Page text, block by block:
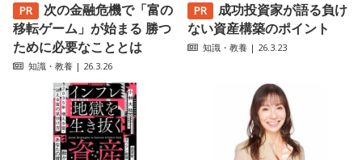
次の金融危機で「富の
移転ゲーム」が始まる 勝つ
ために必要なこととは
知識・教養 | 26.3.26
成功投資家が語る負け
ない資産構築のポイント
知識・教養 | 26.3.23